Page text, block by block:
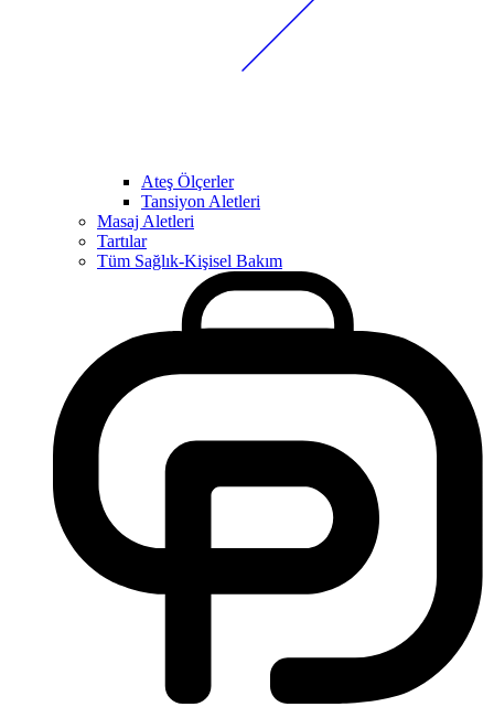
Ateş Ölçerler
Tansiyon Aletleri
Masaj Aletleri
Tartılar
Tüm Sağlık-Kişisel Bakım